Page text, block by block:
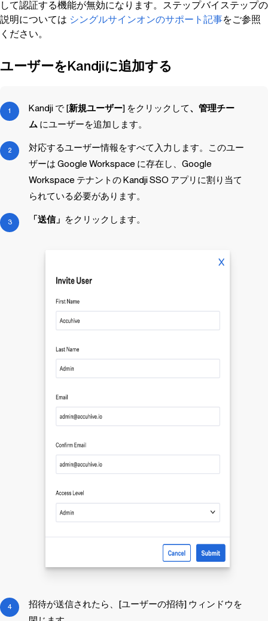
して認証する機能が無効になります。ステップバイステップの
説明については シングルサインオンのサポート記事をご参照
ください。
ユーザーをKandjiに追加する
Kandji で [新規ユーザー] をクリックして、管理チー
ム にユーザーを追加します。
対応するユーザー情報をすべて入力します。このユー
ザーは Google Workspace に存在し、Google
Workspace テナントのKandjiSSO アプリに割り当て
られている必要があります。
「送信」 をクリックします。
招待が送信されたら、[ユーザーの招待] ウィンドウを